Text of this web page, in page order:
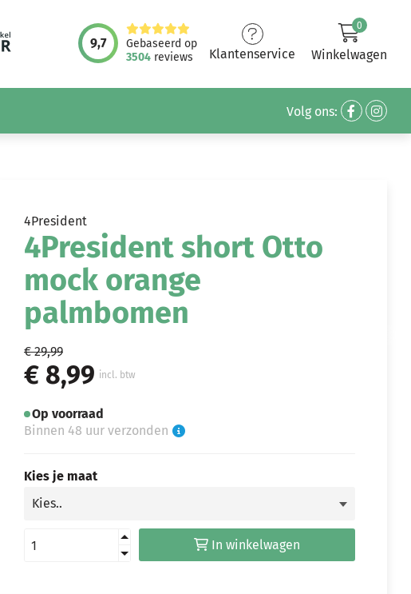
9,7
Gebaseerd op
3504 reviews Klantenservice
0
Winkelwagen
Volg ons:
4President
4President short Otto
mock orange
palmbomen
€ 29,99
€ 8,99 incl. btw
Op voorraad
Binnen 48 uur verzonden
Kies je maat
In winkelwagen